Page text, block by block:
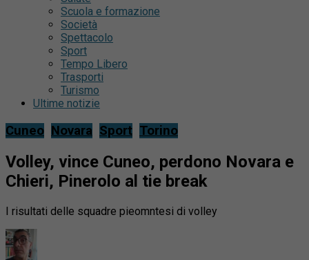
Scuola e formazione
Società
Spettacolo
Sport
Tempo Libero
Trasporti
Turismo
Ultime notizie
Cuneo Novara Sport Torino
Volley, vince Cuneo, perdono Novara e
Chieri, Pinerolo al tie break
I risultati delle squadre pieomntesi di volley